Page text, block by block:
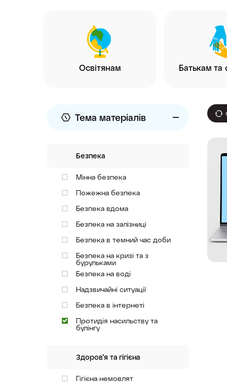
Освітянам Батькам та
Тема матеріалів
Безпека
Мінна безпека
Пожежна безпека
Безпека вдома
Безпека на залізниці
Безпека в темний час доби
Безпека на кризі та з
бурульками
Безпека на воді
Надзвичайні ситуації
Безпека в інтернеті
Протидія насильству та
булінгу
Здоров’я та гігієна
Гігієна немовлят